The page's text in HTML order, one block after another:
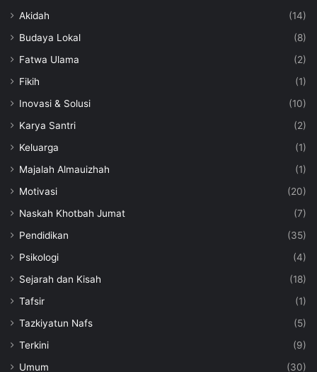
Akidah
(14)
Budaya Lokal
(8)
Fatwa Ulama
(2)
Fikih
(1)
Inovasi & Solusi
(10)
Karya Santri
(2)
Keluarga
(1)
Majalah Almauizhah
(1)
Motivasi
(20)
Naskah Khotbah Jumat
(7)
Pendidikan
(35)
Psikologi
(4)
Sejarah dan Kisah
(18)
Tafsir
(1)
Tazkiyatun Nafs
(5)
Terkini
(9)
Umum
(30)